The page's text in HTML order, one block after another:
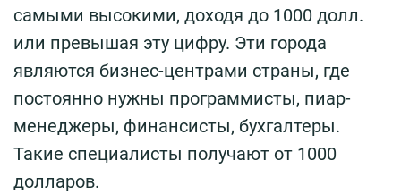
самыми высокими, доходя до 1000 долл.
или превышая эту цифру. Эти города
являются бизнес-центрами страны, где
постоянно нужны программисты, пиар-
менеджеры, финансисты, бухгалтеры.
Такие специалисты получают от 1000
долларов.